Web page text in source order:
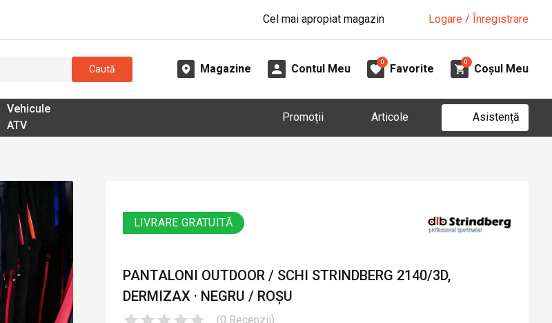
Cel mai apropiat magazin Logare / Înregistrare
Caută Magazine Contul Meu
0
Favorite
0
Coșul Meu
Vehicule
ATV
Promoții Articole Asistență
LIVRARE GRATUITĂ
PANTALONI OUTDOOR / SCHI STRINDBERG 2140/3D,
DERMIZAX · NEGRU / ROȘU
(0 Recenzii)